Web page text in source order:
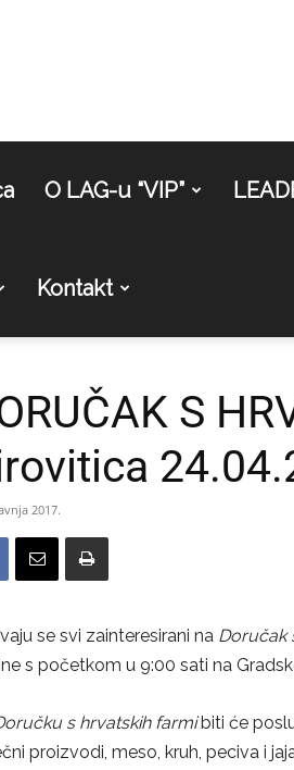
O LAG-u “VIP”
Kontakt
S
2017.
se svi zainteresirani na Doručak
s početkom u 9:00 sati na
s hrvatskih farmibiti će
proizvodi, meso, kruh, peciva i